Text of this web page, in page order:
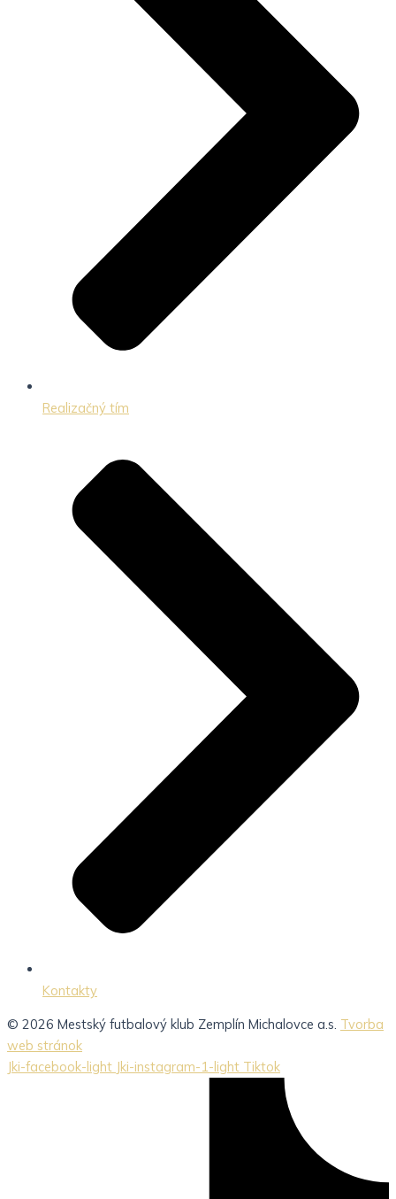
Realizačný tím
Kontakty
© 2026 Mestský futbalový klub Zemplín Michalovce a.s. Tvorba
web stránok
Jki-facebook-light Jki-instagram-1-light Tiktok